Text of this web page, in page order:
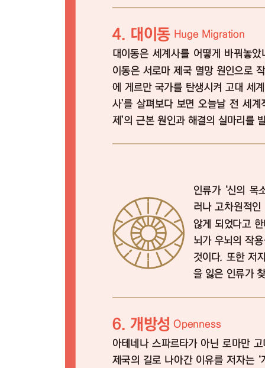
기원전 3세기, 로마에 항복하러 온 그리스 사절이
‘권위를 내세워 통치하라’라는 말을 실천한 로마인
2,000년 전 확립한 로마 공화정이 오늘날 전 세계
역사적으로 동양에서 ‘공화정’이 뿌리내리기 힘들
공화주의와 거리가 멀어 보이는 사회주의 국가가
‘정확하게 쓰는 것’보다 ‘이해하기 쉽게 쓰는 것’이
미래를 예측하고 싶다면 역사를 배워라
중국이 내세우는 ‘중화민족’의 허상
중국에서는 왜 민주주의가 뿌리내리지 못했나
세계 최초로 ‘국내 식민지 정책’을 펴는 나라 중국
중세가 ‘암흑시대’가 아닌 이유
세계사에 두 번의 ‘암흑시대’가 있었다는데?
EU가 ‘애물단지’ 그리스의 손을 놓아버리지 못하는
민족 특수성을 무시한 강대국들의 ‘제멋대로 국경
평화와 번영이 계속되면 왜 사람은 반드시 퇴폐할까